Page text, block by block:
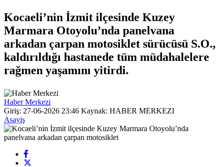
Kocaeli’nin İzmit ilçesinde Kuzey
Marmara Otoyolu’nda panelvana
arkadan çarpan motosiklet sürücüsü S.O.,
kaldırıldığı hastanede tüm müdahalelere
rağmen yaşamını yitirdi.
Haber Merkezi
Giriş: 27-06-2026 23:46 Kaynak: HABER MERKEZI
Asayiş